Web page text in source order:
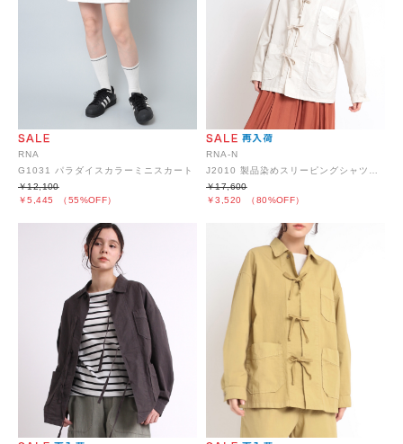
RNA
G1031 パラダイスカラーミニスカート
￥5,445 （55%OFF）
￥12,100
RNA-N
J2010 製品染めスリーピングシャツジャケット
￥3,520 （80%OFF）
￥17,600